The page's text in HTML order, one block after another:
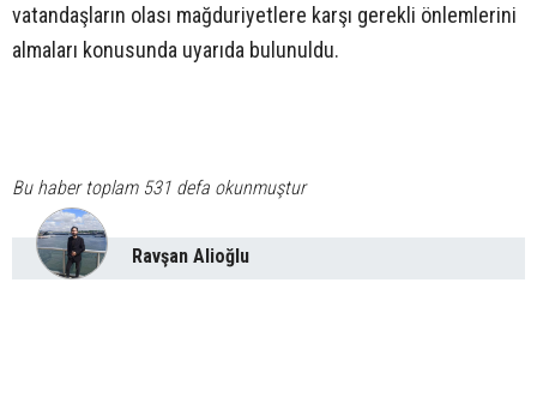
vatandaşların olası mağduriyetlere karşı gerekli önlemlerini
almaları konusunda uyarıda bulunuldu.
Bu haber toplam 531 defa okunmuştur
Ravşan Alioğlu